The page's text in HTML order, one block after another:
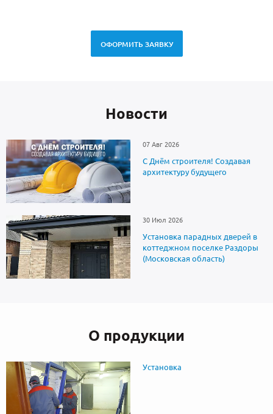
ОФОРМИТЬ ЗАЯВКУ
Новоcти
07 Авг 2026
С Днём строителя! Создавая
архитектуру будущего
30 Июл 2026
Установка парадных дверей в
коттеджном поселке Раздоры
(Московская область)
О продукции
Установка